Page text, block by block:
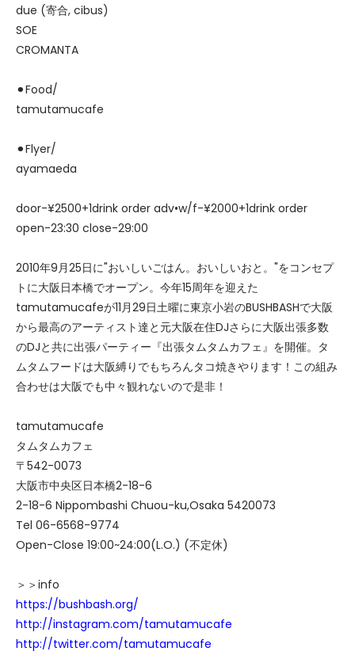
due (寄合, cibus)
SOE
CROMANTA
⚫︎Food/
tamutamucafe
⚫︎Flyer/
ayamaeda
door-¥2500+1drink order adv•w/f-¥2000+1drink order
open-23:30 close-29:00
2010年9月25日に"おいしいごはん。おいしいおと。"をコンセプ
トに大阪日本橋でオープン。今年15周年を迎えた
tamutamucafeが11月29日土曜に東京小岩のBUSHBASHで大阪
から最高のアーティスト達と元大阪在住DJさらに大阪出張多数
のDJと共に出張パーティー『出張タムタムカフェ』を開催。タ
ムタムフードは大阪縛りでもちろんタコ焼きやります！この組み
合わせは大阪でも中々観れないので是非！
tamutamucafe
タムタムカフェ
〒542-0073
大阪市中央区日本橋2-18-6
2-18-6 Nippombashi Chuou-ku,Osaka 5420073
Tel 06-6568-9774
Open-Close 19:00~24:00(L.O.) (不定休)
＞＞info
https://bushbash.org/
http://instagram.com/tamutamucafe
http://twitter.com/tamutamucafe